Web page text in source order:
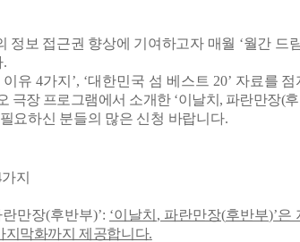
정보 접근권 향상에 기여하고자 매월 ‘월간 드
.
이유4가지 ’, ‘대한민국 섬 베스트 20’ 자료를 점
극장 프로그램에서 소개한 ‘이날치 , 파란만장(후
필요하신 분들의 많은 신청 바랍니다.
가지
란만장(후반부)’: ‘이날치 , 파란만장(후반부)’은
지막화까지 제공합니다.